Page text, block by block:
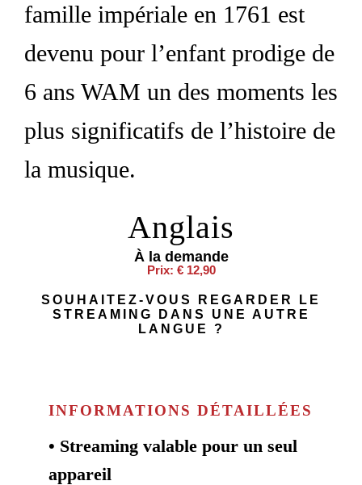
famille impériale en 1761 est
devenu pour l’enfant prodige de
6 ans WAM un des moments les
plus significatifs de l’histoire de
la musique.
Anglais
À la demande
Prix: € 12,90
SOUHAITEZ-VOUS REGARDER LE
STREAMING DANS UNE AUTRE
LANGUE ?
INFORMATIONS DÉTAILLÉES
• Streaming valable pour un seul
appareil